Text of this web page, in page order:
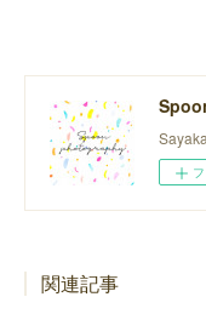
関連記事